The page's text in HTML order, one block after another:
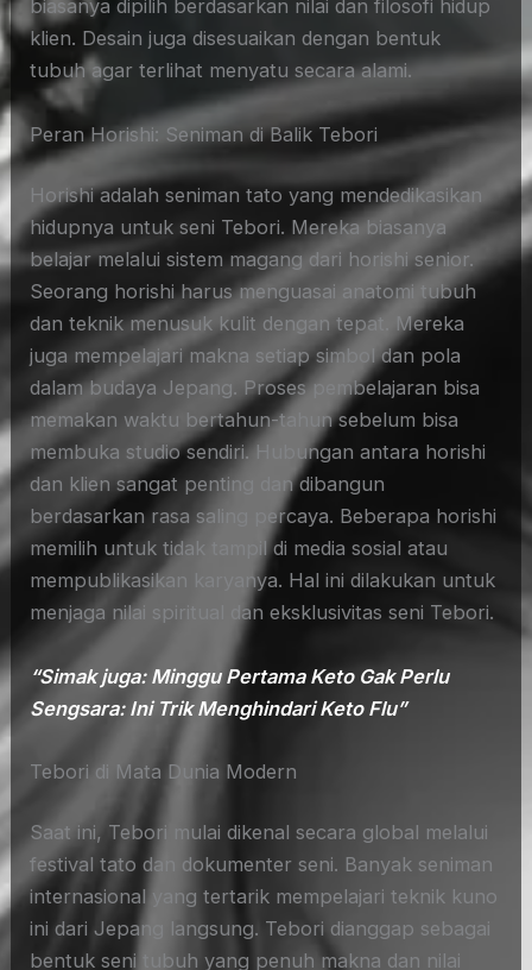
biasanya dipilih berdasarkan nilai dan filosofi hidup
klien. Desain juga disesuaikan dengan bentuk
tubuh agar terlihat menyatu secara alami.
Peran Horishi: Seniman di Balik Tebori
Horishi adalah seniman tato yang mendedikasikan
hidupnya untuk seni Tebori. Mereka biasanya
belajar melalui sistem magang dari horishi senior.
Seorang horishi harus menguasai anatomi tubuh
dan teknik menusuk kulit dengan tepat. Mereka
juga mempelajari makna setiap simbol dan pola
dalam budaya Jepang. Proses pembelajaran bisa
memakan waktu bertahun-tahun sebelum bisa
membuka studio sendiri. Hubungan antara horishi
dan klien sangat penting dan dibangun
berdasarkan rasa saling percaya. Beberapa horishi
memilih untuk tidak tampil di media sosial atau
mempublikasikan karyanya. Hal ini dilakukan untuk
menjaga nilai spiritual dan eksklusivitas seni Tebori.
“Simak juga: Minggu Pertama Keto Gak Perlu
Sengsara: Ini Trik Menghindari Keto Flu”
Tebori di Mata Dunia Modern
Saat ini, Tebori mulai dikenal secara global melalui
festival tato dan dokumenter seni. Banyak seniman
internasional yang tertarik mempelajari teknik kuno
ini dari Jepang langsung. Tebori dianggap sebagai
bentuk seni tubuh yang penuh makna dan nilai